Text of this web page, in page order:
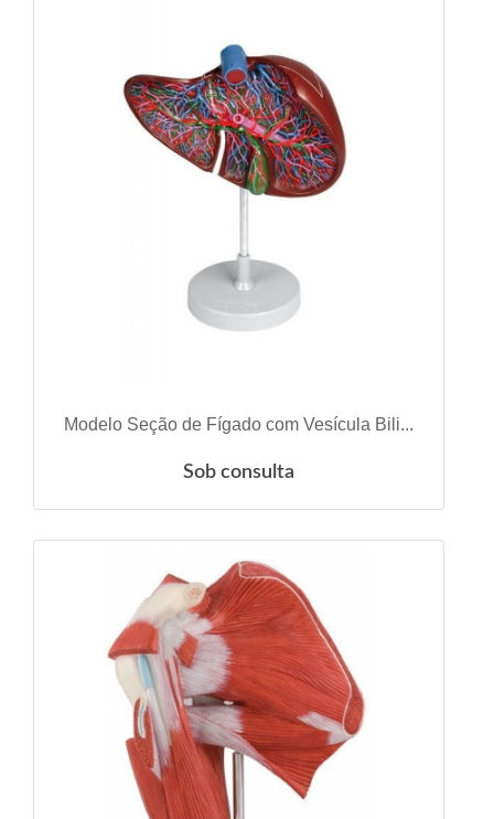
VER DETALHES
Modelo Seção de Fígado com Vesícula Bili...
Sob consulta